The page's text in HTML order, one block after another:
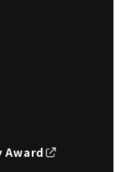
Award